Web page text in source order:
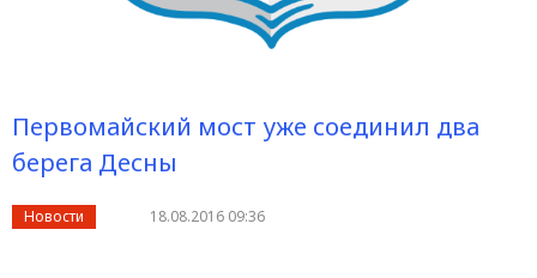
Первомайский мост уже соединил два
берега Десны
Новости 18.08.2016 09:36